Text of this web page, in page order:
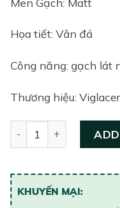
Họa tiết: Vân đá
Công năng: gạch lát
Thương hiệu:
KHUYẾN MẠI: